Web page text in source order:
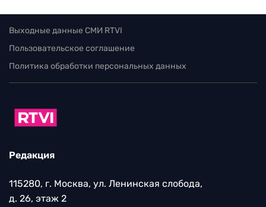
Выходные данные СМИ RTVI
Пользовательское соглашение
Политика обработки персональных данных
Редакция
115280, г. Москва, ул. Ленинская слобода,
д. 26, этаж 2